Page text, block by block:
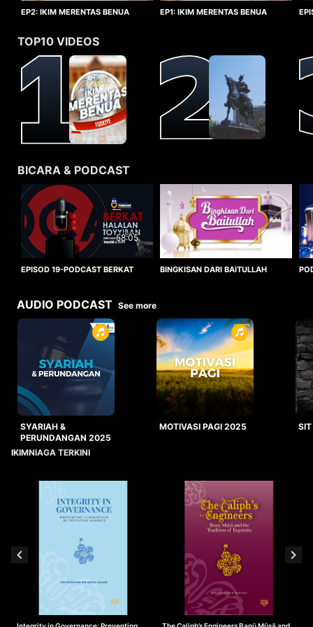
EP2: IKIM MERENTAS BENUA
EP1: IKIM MERENTAS BENUA
TOP10 VIDEOS
BICARA & PODCAST
58:05
EPISOD 19-PODCAST BERKAT
BINGKISAN DARI BAITULLAH
AUDIO PODCAST See more
SYARIAH &
PERUNDANGAN 2025
MOTIVASI PAGI 2025
IKIMNIAGA TERKINI